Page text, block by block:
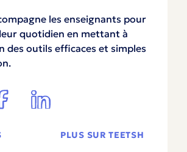
les enseignants pour
quotidien en mettant à
des outils efficaces et simples
PLUS SUR TEETSH